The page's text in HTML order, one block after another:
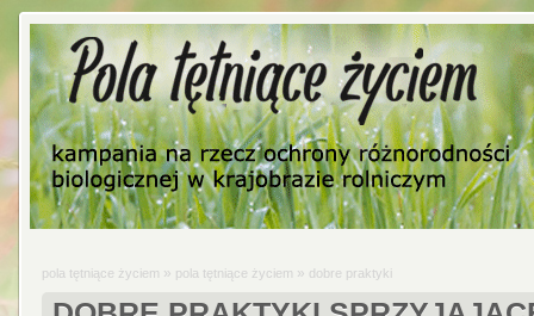
pola tętniące życiem » pola tętniące życiem » dobre praktyki